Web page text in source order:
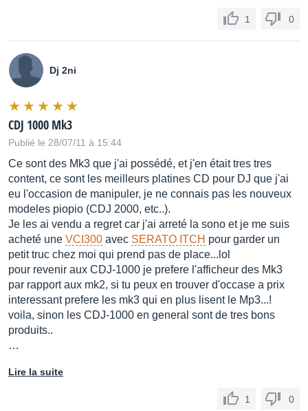
206,0 mm
Type de Jog Dial
Touch sensitive with silver JOG Ring
Modes Jog
mode CDJ et Mode Vinyl
Pitch Bend
Oui
Scratch Play / Cue
Oui
Démarrage rapide
After Hot Cue PLAY
1 0
Dj 2ni
CDJ 1000 Mk3
Publié le 28/07/11 à 15:44
Ce sont des Mk3 que j'ai possédé, et j'en était tres tres
content, ce sont les meilleurs platines CD pour DJ que j'ai
eu l'occasion de manipuler, je ne connais pas les nouveux
modeles piopio (CDJ 2000, etc..).
Je les ai vendu a regret car j'ai arreté la sono et je me suis
acheté une VCI300 avec SERATO ITCH pour garder un
petit truc chez moi qui prend pas de place...lol
pour revenir aux CDJ-1000 je prefere l'afficheur des Mk3
par rapport aux mk2, si tu peux en trouver d'occase a prix
interessant prefere les mk3 qui en plus lisent le Mp3...!
voila, sinon les CDJ-1000 en general sont de tres bons
produits..
…
Lire la suite
1 0